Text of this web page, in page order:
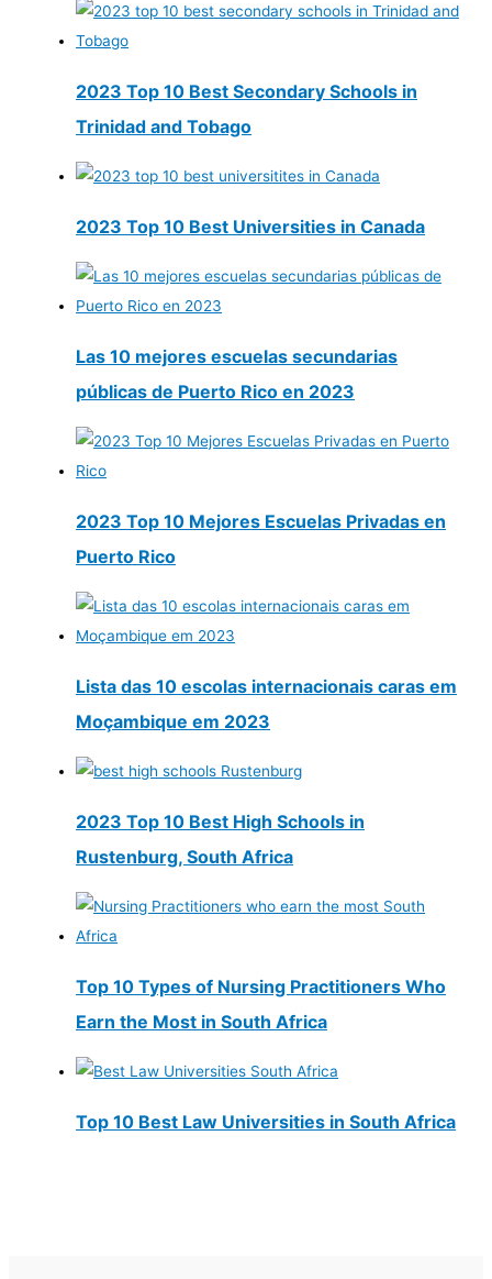
2023 Top 10 Best Secondary Schools in
Trinidad and Tobago
2023 Top 10 Best Universities in Canada
Las 10 mejores escuelas secundarias
públicas de Puerto Rico en 2023
2023 Top 10 Mejores Escuelas Privadas en
Puerto Rico
Lista das 10 escolas internacionais caras em
Moçambique em 2023
2023 Top 10 Best High Schools in
Rustenburg, South Africa
Top 10 Types of Nursing Practitioners Who
Earn the Most in South Africa
Top 10 Best Law Universities in South Africa